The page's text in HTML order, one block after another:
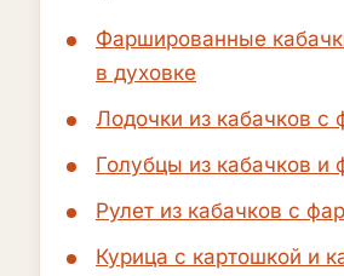
Фаршированные
в духовке
Лодочки из кабачков с
Голубцы из кабачков и
Рулет из кабачков с
Курица с картошкой и